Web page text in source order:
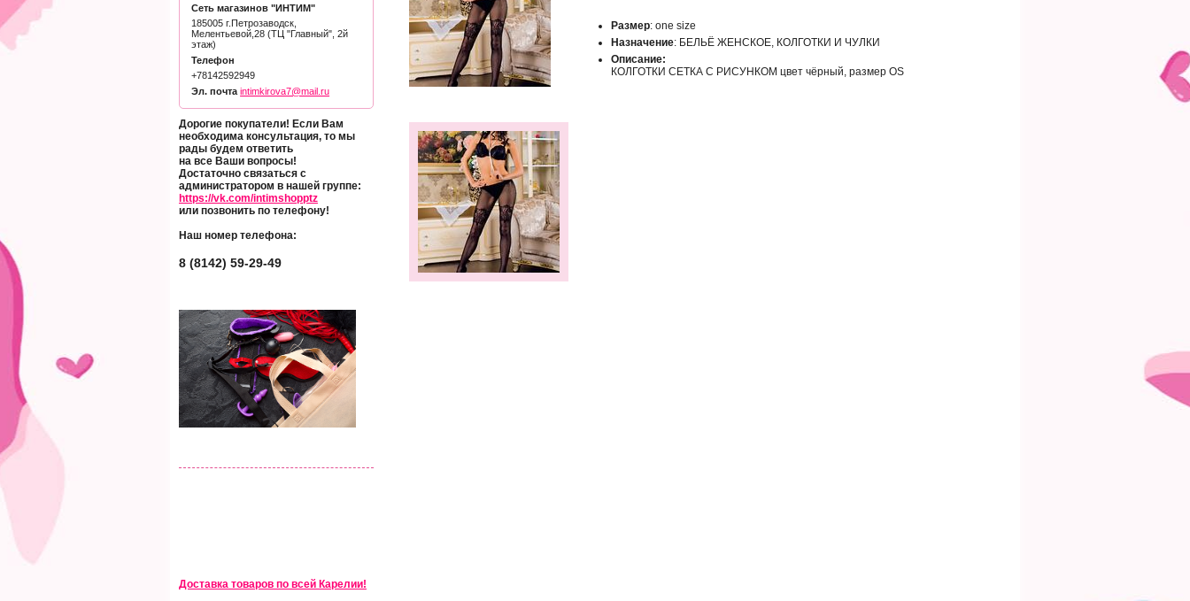
Сеть магазинов "ИНТИМ"
185005 г.Петрозаводск,
Мелентьевой,28 (ТЦ "Главный", 2й
этаж)
Телефон
+78142592949
Эл. почта intimkirova7@mail.ru
Дорогие покупатели! Если Вам
необходима консультация, то мы
рады будем ответить
на все Ваши вопросы!
Достаточно связаться с
администратором в нашей группе:
https://vk.com/intimshopptz
или позвонить по телефону!
Наш номер телефона:
8 (8142) 59-29-49
Доставка товаров по всей Карелии!
Размер: one size
Назначение: БЕЛЬЁ ЖЕНСКОЕ, КОЛГОТКИ И ЧУЛКИ
Описание:
КОЛГОТКИ СЕТКА С РИСУНКОМ цвет чёрный, размер OS